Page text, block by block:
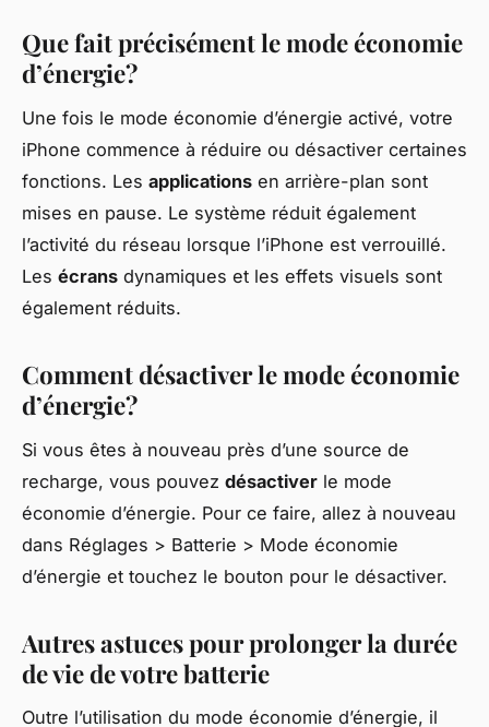
Que fait précisément le mode économie
d’énergie?
Une fois le mode économie d’énergie activé, votre
iPhone commence à réduire ou désactiver certaines
fonctions. Les applications en arrière-plan sont
mises en pause. Le système réduit également
l’activité du réseau lorsque l’iPhone est verrouillé.
Les écrans dynamiques et les effets visuels sont
également réduits.
Comment désactiver le mode économie
d’énergie?
Si vous êtes à nouveau près d’une source de
recharge, vous pouvez désactiver le mode
économie d’énergie. Pour ce faire, allez à nouveau
dans Réglages > Batterie > Mode économie
d’énergie et touchez le bouton pour le désactiver.
Autres astuces pour prolonger la durée
de vie de votre batterie
Outre l’utilisation du mode économie d’énergie, il